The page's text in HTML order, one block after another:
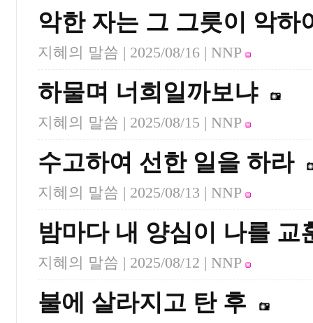
악한 자는 그 그릇이 악하
지혜의 말씀 | 2025/08/16 | NNP
하물며 너희일까보냐
지혜의 말씀 | 2025/08/15 | NNP
수고하여 선한 일을 하라
지혜의 말씀 | 2025/08/13 | NNP
밤마다 내 양심이 나를 교
지혜의 말씀 | 2025/08/12 | NNP
불에 살라지고 탄 후